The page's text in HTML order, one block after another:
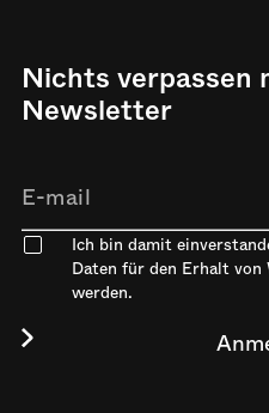
Nichts verpassen
Newsletter
Ich bin damit
Daten für den Erhalt
werden.